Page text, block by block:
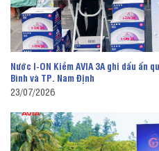
Nước I-ON Kiềm AVIA 3A ghi dấu ấn
Bình và TP. Nam Định
23/07/2026